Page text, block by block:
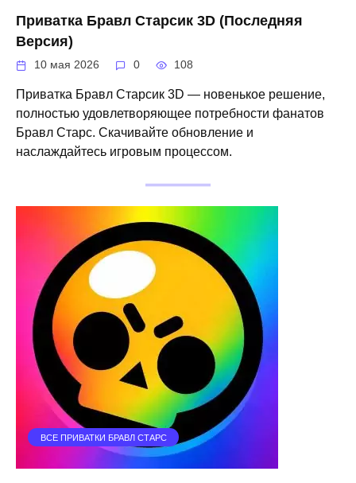
Приватка Бравл Старсик 3D (Последняя
Версия)
10 мая 2026 0 108
Приватка Бравл Старсик 3D — новенькое решение,
полностью удовлетворяющее потребности фанатов
Бравл Старс. Скачивайте обновление и
наслаждайтесь игровым процессом.
ВСЕ ПРИВАТКИ БРАВЛ СТАРС